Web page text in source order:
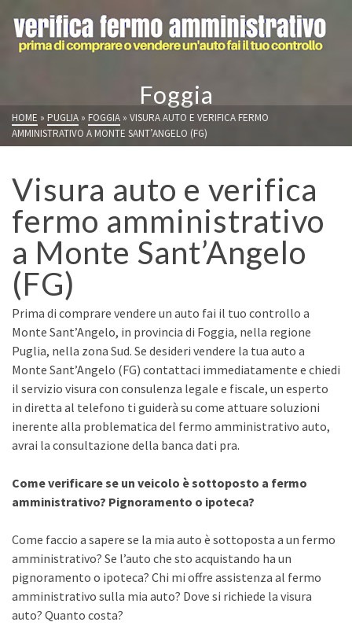
Foggia
HOME » PUGLIA » FOGGIA » VISURA AUTO E VERIFICA FERMO
AMMINISTRATIVO A MONTE SANT’ANGELO (FG)
Visura auto e verifica
fermo amministrativo
a Monte Sant’Angelo
(FG)
Prima di comprare vendere un auto fai il tuo controllo a
Monte Sant’Angelo, in provincia di Foggia, nella regione
Puglia, nella zona Sud. Se desideri vendere la tua auto a
Monte Sant’Angelo (FG) contattaci immediatamente e chiedi
il servizio visura con consulenza legale e fiscale, un esperto
in diretta al telefono ti guiderà su come attuare soluzioni
inerente alla problematica del fermo amministrativo auto,
avrai la consultazione della banca dati pra.
Come verificare se un veicolo è sottoposto a fermo
amministrativo? Pignoramento o ipoteca?
Come faccio a sapere se la mia auto è sottoposta a un fermo
amministrativo? Se l’auto che sto acquistando ha un
pignoramento o ipoteca? Chi mi offre assistenza al fermo
amministrativo sulla mia auto? Dove si richiede la visura
auto? Quanto costa?